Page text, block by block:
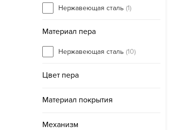
Нержавеющая сталь (1)
Материал пера
Нержавеющая сталь (10)
Цвет пера
Материал покрытия
Механизм